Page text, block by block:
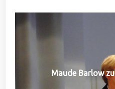
Maude Barlow